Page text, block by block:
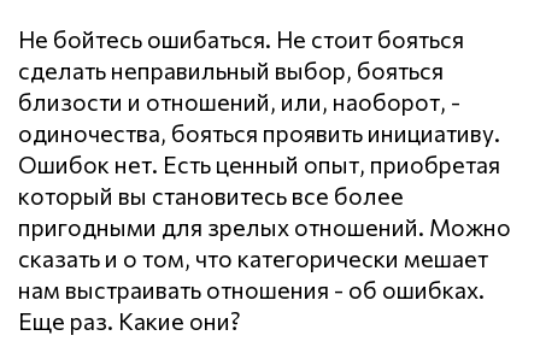
Не бойтесь ошибаться. Не стоит бояться
сделать неправильный выбор, бояться
близости и отношений, или, наоборот, -
одиночества, бояться проявить инициативу.
Ошибок нет. Есть ценный опыт, приобретая
который вы становитесь все более
пригодными для зрелых отношений. Можно
сказать и о том, что категорически мешает
нам выстраивать отношения - об ошибках.
Еще раз. Какие они?